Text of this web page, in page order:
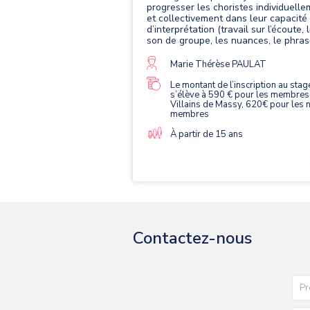
progresser les choristes
et collectivement dans leur capacité
d’interprétation (travail sur l’écoute,
son de groupe, les nuances, le
(mercredi après-midi libre) Lieu : Lycée La
Salle de Vannes Echauffement matinal et
exercices de technique vocale,
interprétation de morceaux en tutti
(participation obligatoire à deux
mixtes) et en petits ensembles (un
ensemble obligatoire et un petit
ensemble facultatif). Restitution
Secrétaire de l’Association « Les
Marie Thérèse PAULAT
Le montant de l’inscription au
s’élève à 590 € pour les
Villains de Massy, 620€ pour les
membres
À partir de 15 ans
Contactez-nous